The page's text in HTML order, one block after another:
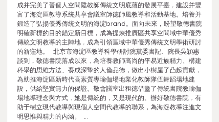
成并完美了晉個人空間陞教師傳統文明底蘊的發展平臺，建設并豐
富了海淀區教導系統共享會議室師德師風教導和活動基地。培養并
鍛造了弘揚優秀傳統文明的海淀brand。面向未來，盼望敬德書院
明確新標的目的錨定新目標，成為提煉推廣區共享空間域中華優秀
傳統文明教導的主陣地，成為引領區域中華優秀傳統文明學術研討
的新窪地。 北京市海淀區教導科學研討院黨委書記、院長吳穎惠
談到，敬德書院落成以來，為培養教師高尚的平易近族精力、構建
科學的思維方法、養成深摯的人倫品德，做出小樹屋了凸起貢獻，
為助推海淀區新時代高素質專瑜伽場地業化教師隊伍舞蹈場地建
設，供給堅實無力的保證。敬會議室出租德借鑒了傳統書院教瑜伽
場地導理念與方式，她是傳統的，又是現代的。辦好敬德書院，有
助于樹立現代教導與現個人空間代教導的聯系，為海淀教導注進文
明思惟與精力的內涵。 …